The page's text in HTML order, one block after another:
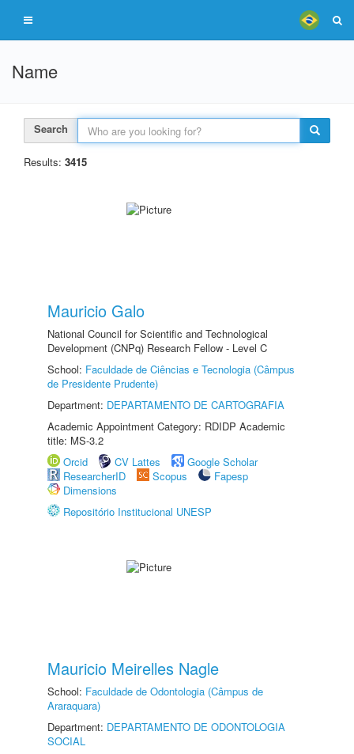
Name
Search
Results: 3415
Mauricio Galo
National Council for Scientific and Technological
Development (CNPq) Research Fellow - Level C
School: Faculdade de Ciências e Tecnologia (Câmpus
de Presidente Prudente)
Department: DEPARTAMENTO DE CARTOGRAFIA
Academic Appointment Category: RDIDP Academic
title: MS-3.2
Orcid
CV Lattes
Google Scholar
ResearcherID
Scopus
Fapesp
Dimensions
Repositório Institucional UNESP
Mauricio Meirelles Nagle
School: Faculdade de Odontologia (Câmpus de
Araraquara)
Department: DEPARTAMENTO DE ODONTOLOGIA
SOCIAL